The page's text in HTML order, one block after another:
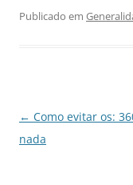
Publicado em
Navegação
de
← Como evitar os:
nada